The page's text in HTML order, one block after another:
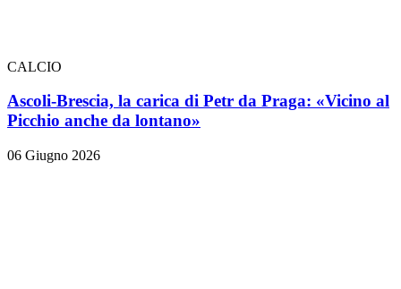
CALCIO
Ascoli-Brescia, la carica di Petr da Praga: «Vicino al
Picchio anche da lontano»
06 Giugno 2026